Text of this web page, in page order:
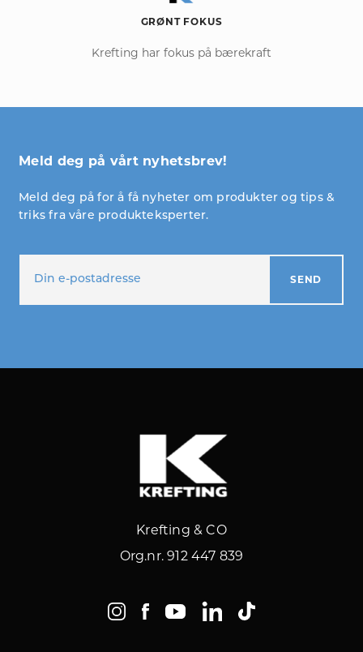
GRØNT FOKUS
Krefting har fokus på bærekraft
Krefting & CO
Org.nr. 912 447 839
Meld deg på vårt nyhetsbrev!
Meld deg på for å få nyheter om produkter og tips &
triks fra våre produkteksperter.